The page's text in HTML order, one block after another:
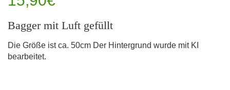
Bagger mit Luft gefüllt
Die Größe ist ca. 50cm Der Hintergrund wurde mit KI
bearbeitet.